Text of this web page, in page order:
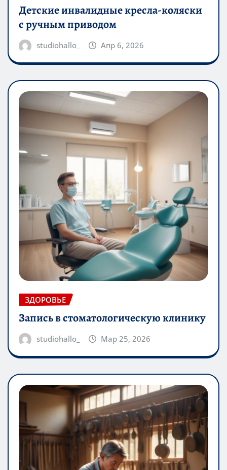
Детские инвалидные кресла-коляски
с ручным приводом
studiohallo_ Апр 6, 2026
ЗДОРОВЬЕ
Запись в стоматологическую клинику
studiohallo_ Мар 25, 2026